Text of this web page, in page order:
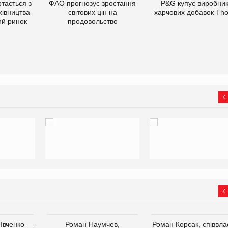
з
ринок
ФАО прогнозує зростання
світових цін на
продовольство
P&G купує
харчових добавок
—
Роман Наумчев,
Роман Корсак,